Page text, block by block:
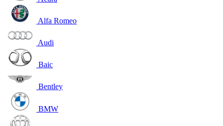
Alfa Romeo
Audi
Baic
Bentley
BMW